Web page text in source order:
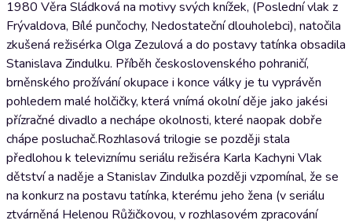
1980 Věra Sládková na motivy svých knížek, (Poslední vlak z
Frývaldova, Bílé punčochy, Nedostateční dlouholebci), natočila
zkušená režisérka Olga Zezulová a do postavy tatínka obsadila
Stanislava Zindulku. Příběh československého pohraničí,
brněnského prožívání okupace i konce války je tu vyprávěn
pohledem malé holčičky, která vnímá okolní děje jako jakési
přízračné divadlo a nechápe okolnosti, které naopak dobře
chápe posluchač.Rozhlasová trilogie se později stala
předlohou k televiznímu seriálu režiséra Karla Kachyni Vlak
dětství a naděje a Stanislav Zindulka později vzpomínal, že se
na konkurz na postavu tatínka, kterému jeho žena (v seriálu
ztvárněná Helenou Růžičkovou, v rozhlasovém zpracování